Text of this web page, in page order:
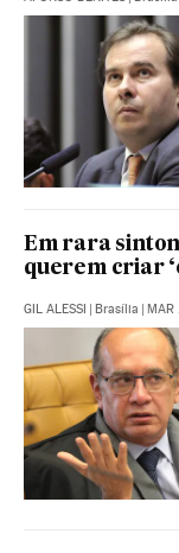
Em rara
querem criar
GIL ALESSI | Brasília | MAR